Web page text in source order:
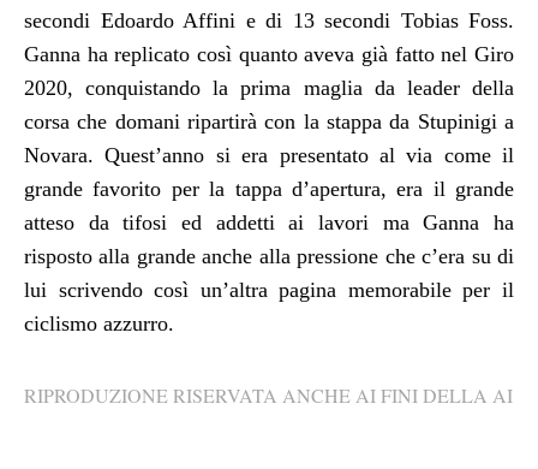
secondi Edoardo Affini e di 13 secondi Tobias Foss.
Ganna ha replicato così quanto aveva già fatto nel Giro
2020, conquistando la prima maglia da leader della
corsa che domani ripartirà con la stappa da Stupinigi a
Novara. Quest’anno si era presentato al via come il
grande favorito per la tappa d’apertura, era il grande
atteso da tifosi ed addetti ai lavori ma Ganna ha
risposto alla grande anche alla pressione che c’era su di
lui scrivendo così un’altra pagina memorabile per il
ciclismo azzurro.
RIPRODUZIONE RISERVATA ANCHE AI FINI DELLA AI